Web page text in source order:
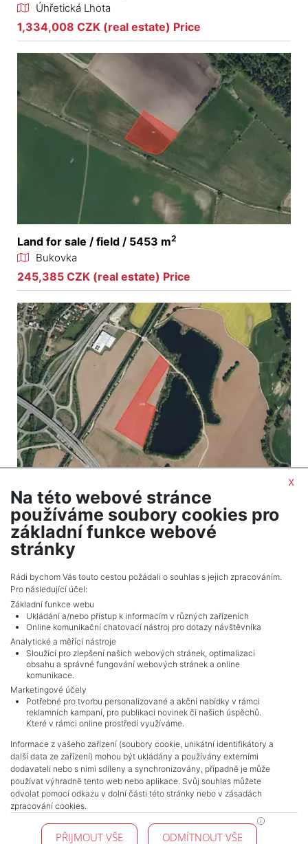
Úhřetická Lhota
1,334,008 CZK (real estate) Price
Land for sale / field / 5453 m2
Bukovka
245,385 CZK (real estate) Price
Land for sale / field / 31819 m2
Opatovice nad Labem
2,290,968 CZK (real estate) Price
Adverts total10.
NAVIGACE
Terms and conditions
Protection of personal data
Real estate's
Contact
Cookie processing
KONTAKT
x
Na této webové stránce
používáme soubory cookies pro
základní funkce webové
stránky
Rádi bychom Vás touto cestou požádali o souhlas s jejich zpracováním.
Pro následující účel:
Základní funkce webu
Ukládání a/nebo přístup k informacím v různých zařízeních
Online komunikační chatovací nástroj pro dotazy návštěvníka
Analytické a měřící nástroje
Sloužící pro zlepšení našich webových stránek, optimalizaci
obsahu a správné fungování webových stránek a online
komunikace.
Marketingové účely
Potřebné pro tvorbu personalizované a akční nabídky v rámci
reklamních kampaní, pro publikaci novinek či našich úspěchů.
Které v rámci online prostředí využíváme.
Informace z vašeho zařízení (soubory cookie, unikátní identifikátory a
další data ze zařízení) mohou být ukládány a používány externími
dodavateli nebo s nimi sdíleny a synchronizovány, případně je může
používat výhradně tento web nebo aplikace. Svůj souhlas můžete
odvolat pomocí odkazu v dolní části této stránky nebo v zásadách
zpracování cookies.
PŘIJMOUT VŠE ODMÍTNOUT VŠE